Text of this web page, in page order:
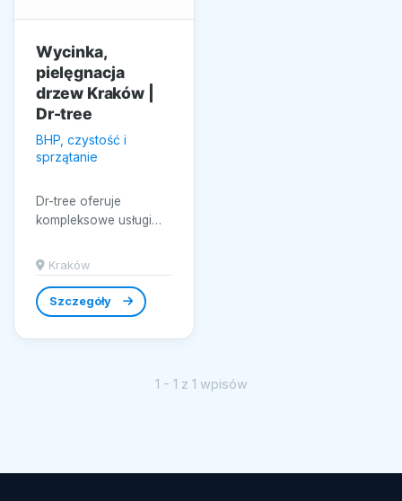
Wycinka,
pielęgnacja
drzew Kraków |
Dr-tree
BHP, czystość i
sprzątanie
Dr-tree oferuje
kompleksowe usługi
i wycinką drzew na
terenie Krakowa.
Nasza firma...
Kraków
Szczegóły
1 - 1 z 1 wpisów